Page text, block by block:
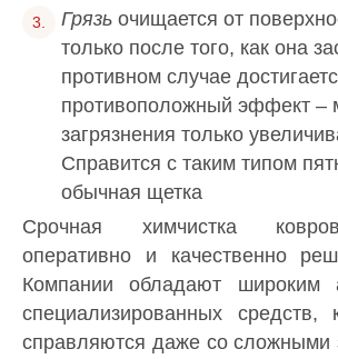
Грязь очищается от
только после того, как она
противном случае
противоположный эффект –
загрязнения только
Справится с таким типом
обычная щетка
Срочная химчистка
оперативно и качественно
Компании обладают широким
специализированных средств,
справляются даже со сложными